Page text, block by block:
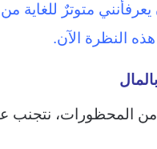
يعرفأنني متوترٌ للغاية
هذه النظرة الآن.
المحظورات، نتجنب